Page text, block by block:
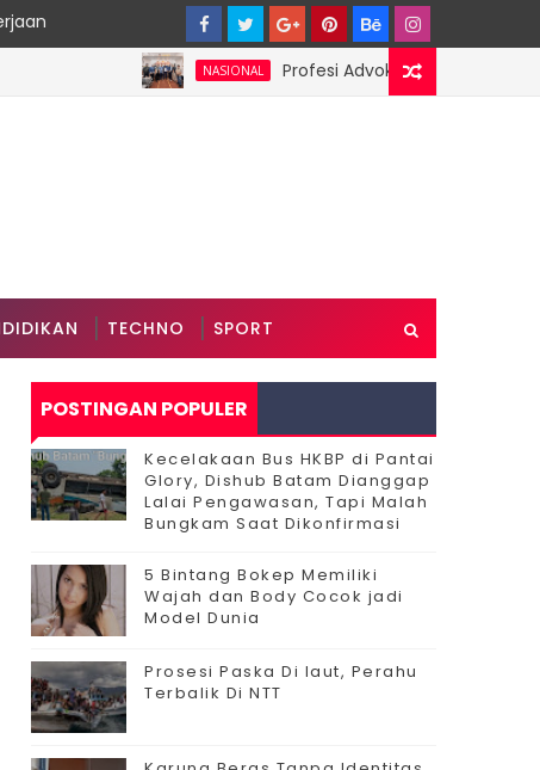
NASIONAL
Profesi Advokat Diduga Dilecehkan
TECHNO SPORT
POSTINGAN POPULER
Kecelakaan Bus HKBP di Pantai
Glory, Dishub Batam Dianggap
Lalai Pengawasan, Tapi Malah
Bungkam Saat Dikonfirmasi
5 Bintang Bokep Memiliki
Wajah dan Body Cocok jadi
Model Dunia
Prosesi Paska Di laut, Perahu
Terbalik Di NTT